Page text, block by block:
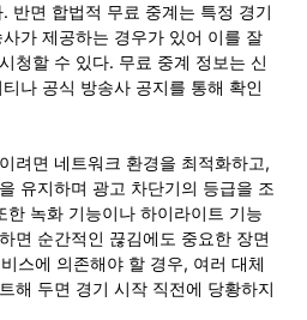
반면 합법적 무료 중계는 특정 경기
가 제공하는 경우가 있어 이를 잘
청할 수 있다. 무료 중계 정보는 신
나 공식 방송사 공지를 통해 확인
려면 네트워크 환경을 최적화하고,
유지하며 광고 차단기의 등급을 조
한 녹화 기능이나 하이라이트 기능
면 순간적인 끊김에도 중요한 장면
스에 의존해야 할 경우, 여러 대체
해 두면 경기 시작 직전에 당황하지